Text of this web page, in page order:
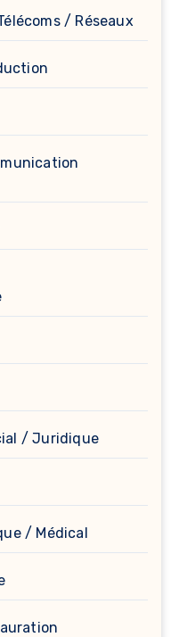
/ Réseaux
/ Juridique
/ Médical